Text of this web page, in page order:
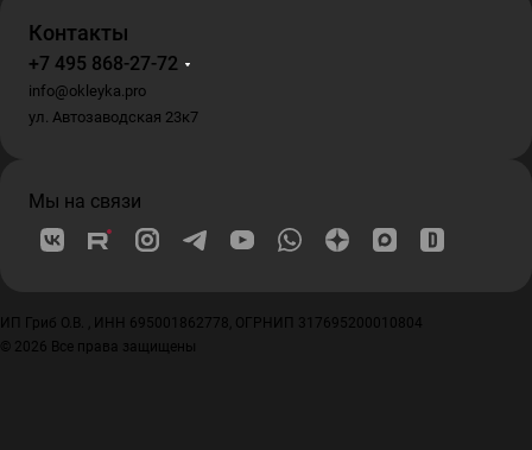
Контакты
+7 495 868-27-72
info@okleyka.pro
ул. Автозаводская 23к7
Мы на связи
ИП Гриб О.В. , ИНН 695001862778, ОГРНИП 317695200010804
© 2026 Все права защищены